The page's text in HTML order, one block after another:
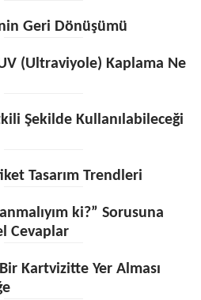
Geri Dönüşümü
(Ultraviyole) Kaplama Ne
Şekilde Kullanılabileceği
Tasarım Trendleri
ki?” Sorusuna
Cevaplar
Kartvizitte Yer Alması